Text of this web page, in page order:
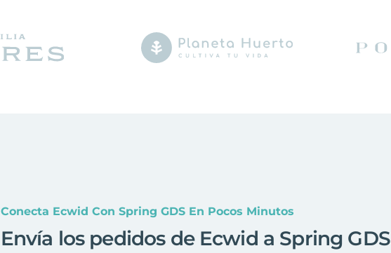
Conecta Ecwid Con Spring GDS En Pocos Minutos
Envía los pedidos de Ecwid a Spring GDS